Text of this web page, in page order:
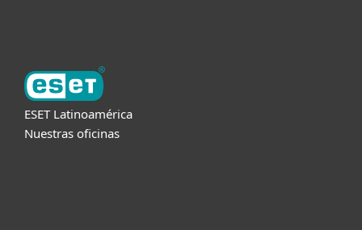
ESET Latinoamérica
Nuestras oficinas